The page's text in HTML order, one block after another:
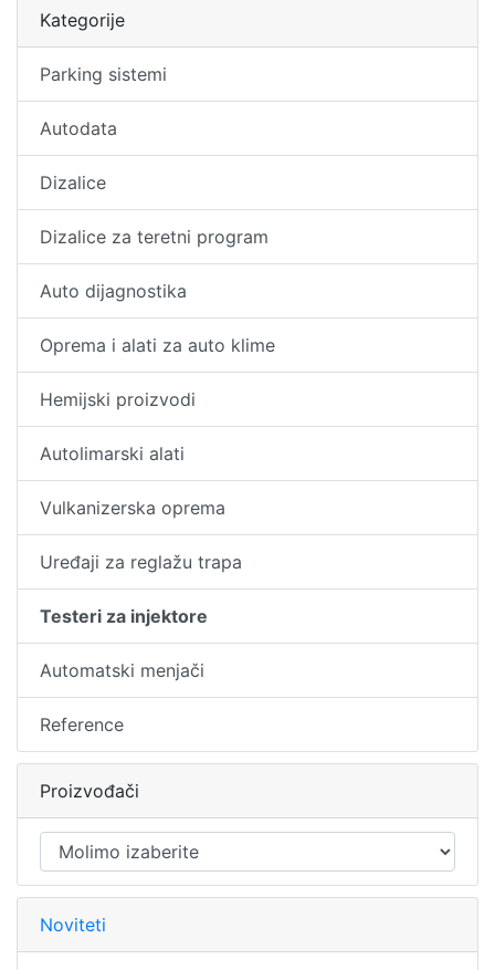
Kategorije
Parking sistemi
Autodata
Dizalice
Dizalice za teretni program
Auto dijagnostika
Oprema i alati za auto klime
Hemijski proizvodi
Autolimarski alati
Vulkanizerska oprema
Uređaji za reglažu trapa
Testeri za injektore
Automatski menjači
Reference
Proizvođači
Noviteti